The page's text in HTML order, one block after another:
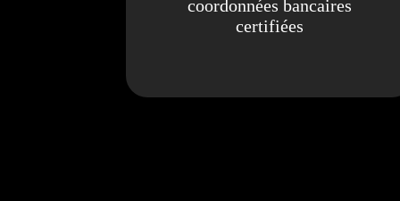
coordonnées bancaires
certifiées